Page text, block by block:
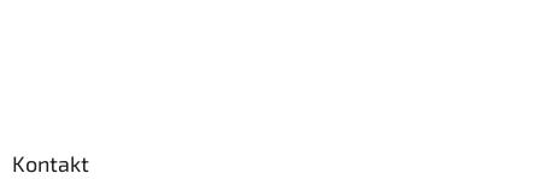
Kontakt